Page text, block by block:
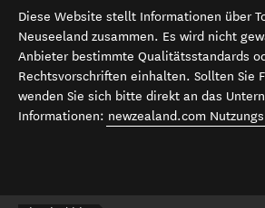
Diese Website stellt Informationen über
Neuseeland zusammen. Es wird nicht
Anbieter bestimmte Qualitätsstandards
Rechtsvorschriften einhalten. Sollten Sie
wenden Sie sich bitte direkt an das
Informationen: newzealand.com